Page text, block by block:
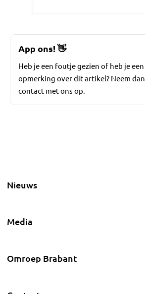
App ons!👋
Heb je een foutje gezien of heb je een
opmerking over dit artikel? Neem dan
contact met ons op.
Nieuws
Media
Omroep Brabant